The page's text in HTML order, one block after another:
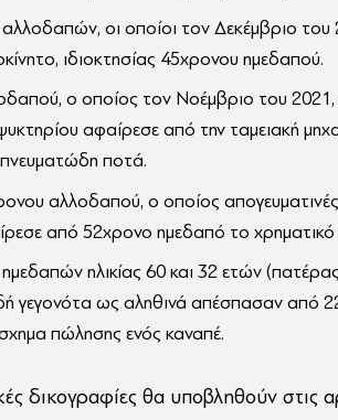
οι οποίοι τον Δεκέμβριο
ιδιοκτησίας 45χρονου ημεδαπού.
ο οποίος τον Νοέμβριο του
αφαίρεσε από την ταμειακή
ποτά.
αλλοδαπού, ο οποίος
από 52χρονο ημεδαπό το
ηλικίας 60 και 32 ετών
γεγονότα ως αληθινά απέσπασαν από
πώλησης ενός καναπέ.
δικογραφίες θα υποβληθούν στις